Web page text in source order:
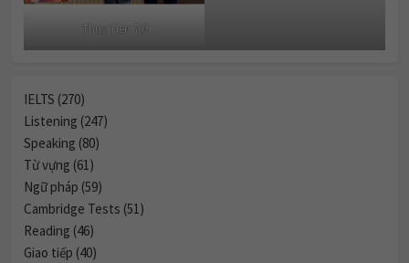
Thuy Tien 7.0
IELTS (270)
Listening (247)
Speaking (80)
Từ vựng (61)
Ngữ pháp (59)
Cambridge Tests (51)
Reading (46)
Giao tiếp (40)